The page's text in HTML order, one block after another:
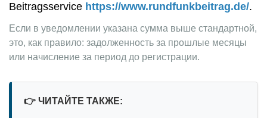
Beitragsservice https://www.rundfunkbeitrag.de/.
Если в уведомлении указана сумма выше стандартной,
это, как правило: задолженность за прошлые месяцы
или начисление за период до регистрации.
👉 ЧИТАЙТЕ ТАКЖЕ: